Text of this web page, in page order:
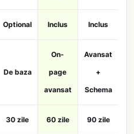
Optional Inclus Inclus
De baza
On-
page
avansat
Avansat
+
Schema
30 zile 60 zile 90 zile